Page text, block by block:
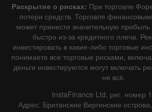
Раскрытие о рисках: При торговле
потери средств. Торговля
может принести значительную
быстро из-за кредитного плеча.
инвестировать в какие-либо торговые
понимаете все торговые рисками,
деньги инвестируются могут включать
не всё.
InstaFinance Ltd, рег. номер
Адрес: Британские Виргинские